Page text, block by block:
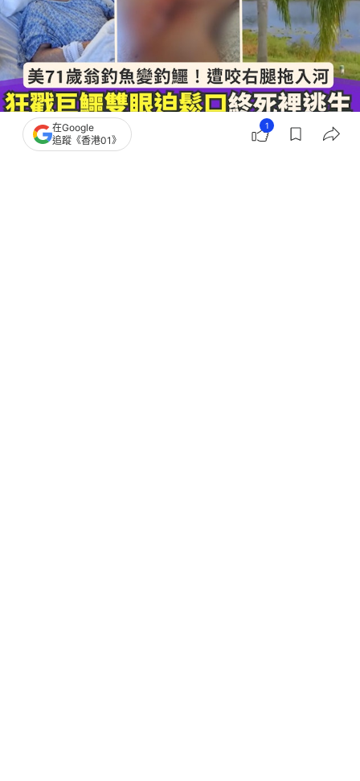
撰文：安琪拉
在Google
追蹤《香港01》
1